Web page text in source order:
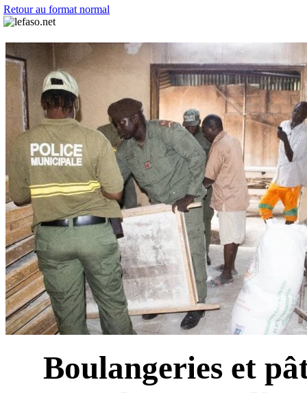
Retour au format normal
Boulangeries et